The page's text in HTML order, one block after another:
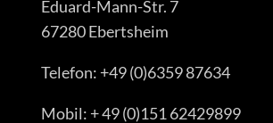
Eduard-Mann-Str. 7
67280 Ebertsheim
Telefon: +49 (0)6359 87634
Mobil: + 49 (0)151 62429899